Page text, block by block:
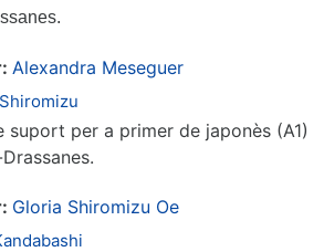
Alexandra Meseguer
suport per a primer de japonès (A1)
Gloria Shiromizu Oe